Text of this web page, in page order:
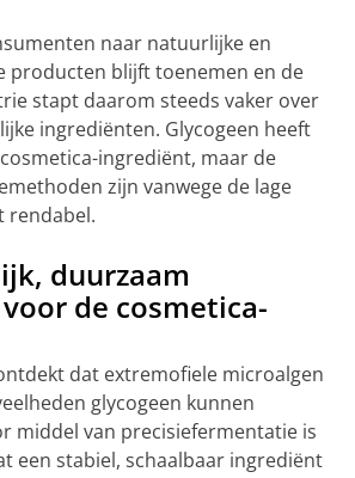
naar natuurlijke en
producten blijft toenemen en de
stapt daarom steeds vaker over
ingrediënten. Glycogeen heeft
ingrediënt, maar de
zijn vanwege de lage
rendabel.
duurzaam
de cosmetica-
dat extremofiele microalgen
glycogeen kunnen
middel van precisiefermentatie is
een stabiel, schaalbaar ingrediënt